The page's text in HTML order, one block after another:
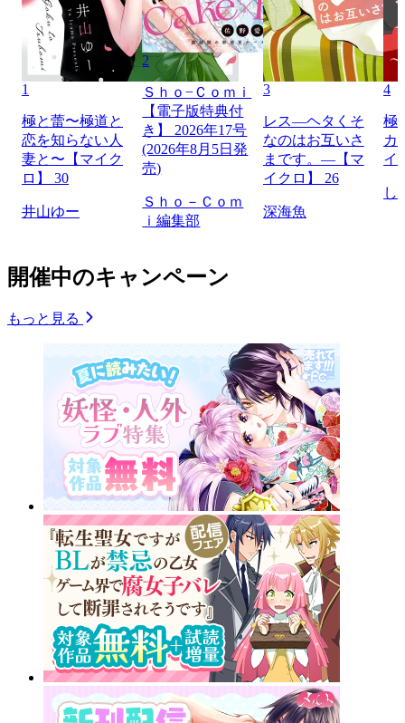
1
極と蕾〜極道と
恋を知らない人
妻と〜【マイク
ロ】 30
井山ゆー
2
Ｓｈｏ−Ｃｏｍｉ
【電子版特典付
き】 2026年17号
(2026年8月5日発
売)
Ｓｈｏ－Ｃｏｍ
ｉ編集部
3
レス―ヘタくそ
なのはお互いさ
まです。―【マ
イクロ】 26
深海魚
4
極
カ
イ
し
開催中のキャンペーン
もっと見る